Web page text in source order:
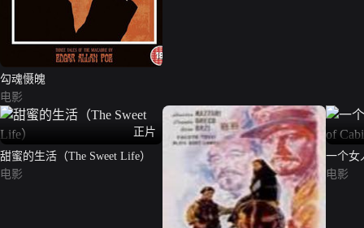
勾魂慑魄
电影
正片
甜蜜的生活（The Sweet Life）
电影
一个女
Cabiria
电影